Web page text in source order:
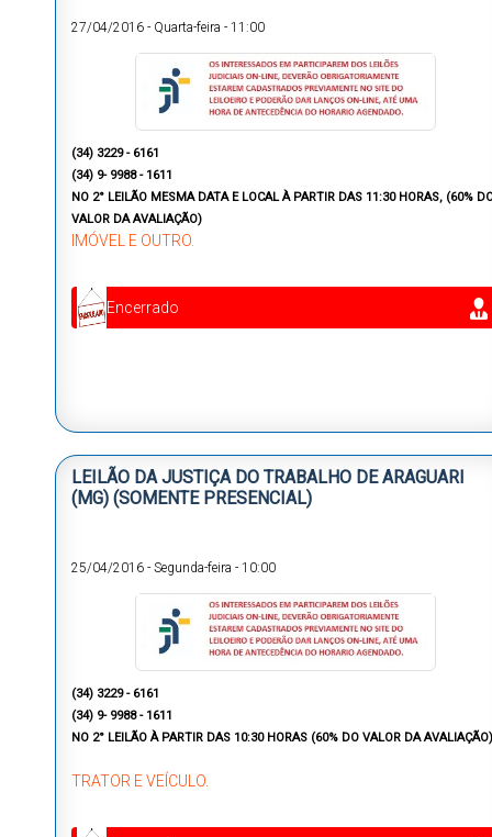
27/04/2016 - Quarta-feira - 11:00
(34) 3229 - 6161
(34) 9- 9988 - 1611
NO 2° LEILÃO MESMA DATA E LOCAL À PARTIR DAS 11:30 HORAS, (60%
VALOR DA AVALIAÇÃO)
IMÓVEL E OUTRO.
Encerrado
LEILÃO DA JUSTIÇA DO TRABALHO DE ARAGUARI
(MG) (SOMENTE PRESENCIAL)
25/04/2016 - Segunda-feira - 10:00
(34) 3229 - 6161
(34) 9- 9988 - 1611
NO 2° LEILÃO À PARTIR DAS 10:30 HORAS (60% DO VALOR DA AVALIAÇÃO)
TRATOR E VEÍCULO.